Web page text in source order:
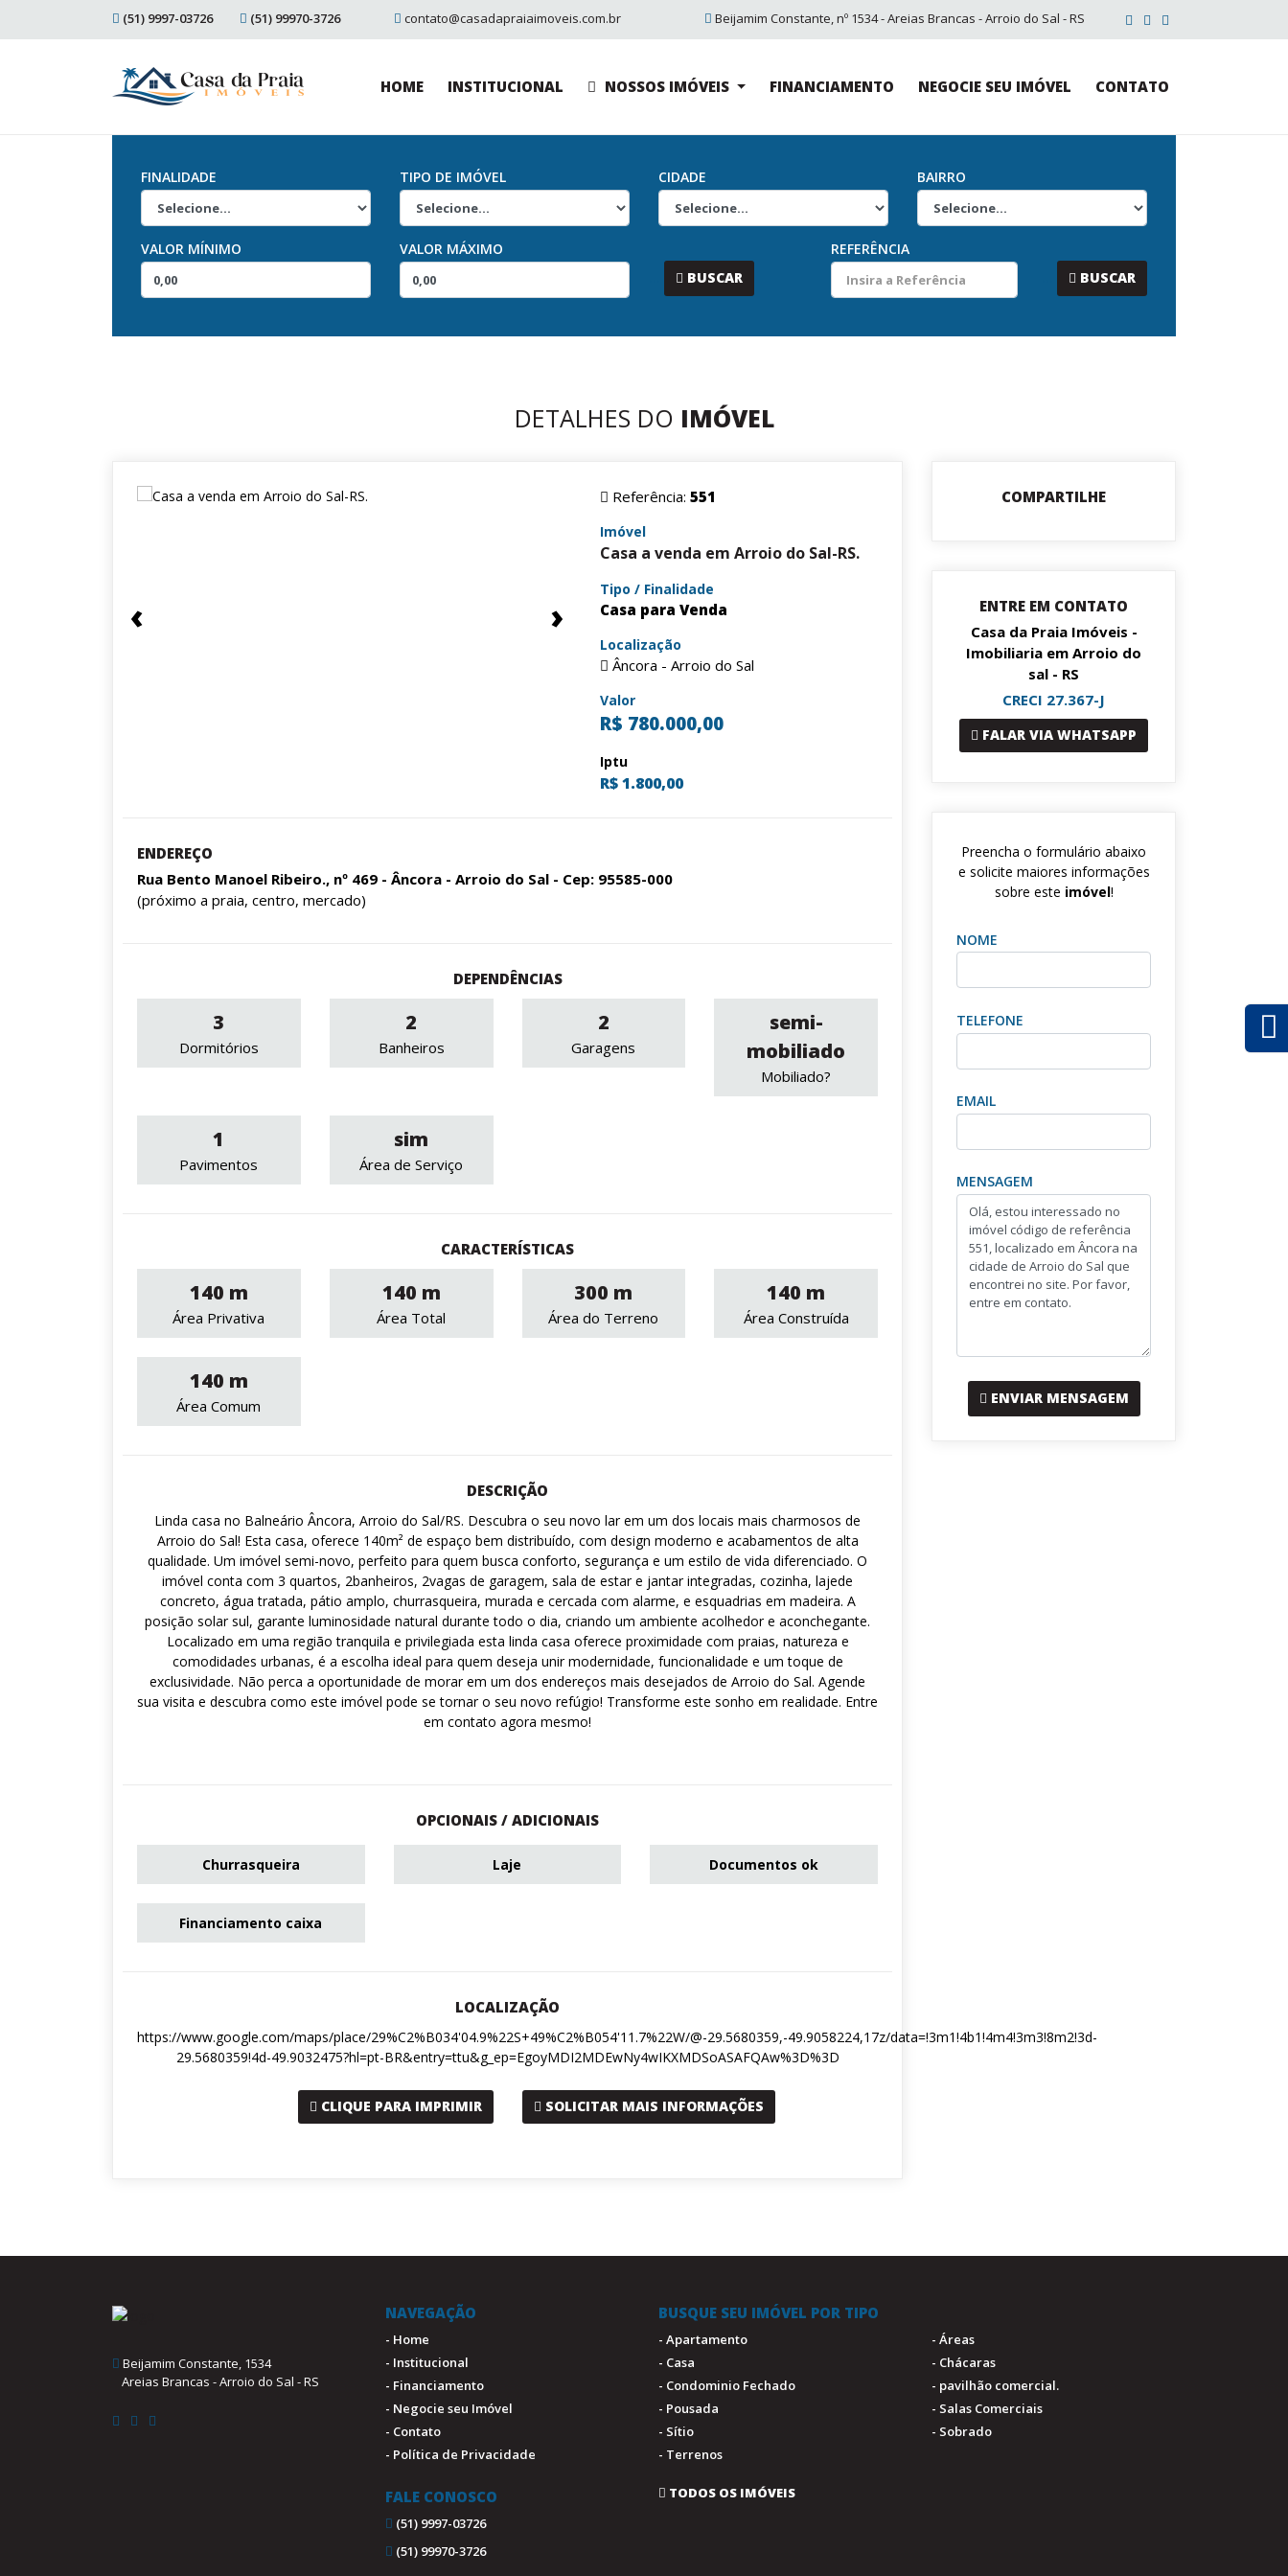
(51) 9997-03726 (51) 99970-3726 contato@casadapraiaimoveis.com.br Beijamim Constante, nº 1534 - Areias Brancas - Arroio do Sal - RS
HOME INSTITUCIONAL NOSSOS IMÓVEIS FINANCIAMENTO NEGOCIE SEU IMÓVEL CONTATO
FINALIDADE TIPO DE IMÓVEL CIDADE BAIRRO
VALOR MÍNIMO
VALOR MÁXIMO
BUSCAR
REFERÊNCIA
BUSCAR
DETALHES DO IMÓVEL
‹ ›
Referência:551
Imóvel
Casa a venda em Arroio do Sal-RS.
Tipo / Finalidade
Casa para Venda
Localização
Âncora - Arroio do Sal
Valor
R$ 780.000,00
Iptu
R$ 1.800,00
ENDEREÇO
Rua Bento Manoel Ribeiro., nº 469 - Âncora - Arroio do Sal - Cep: 95585-000
(próximo a praia, centro, mercado)
DEPENDÊNCIAS
3
Dormitórios
2
Banheiros
2
Garagens
semi-
mobiliado
Mobiliado?
1
Pavimentos
sim
Área de Serviço
CARACTERÍSTICAS
140 m
Área Privativa
140 m
Área Total
300 m
Área do Terreno
140 m
Área Construída
140 m
Área Comum
DESCRIÇÃO
Linda casa no Balneário Âncora, Arroio do Sal/RS. Descubra o seu novo lar em um dos locais mais charmosos de
Arroio do Sal! Esta casa, oferece 140m² de espaço bem distribuído, com design moderno e acabamentos de alta
qualidade. Um imóvel semi-novo, perfeito para quem busca conforto, segurança e um estilo de vida diferenciado. O
imóvel conta com 3 quartos, 2banheiros, 2vagas de garagem, sala de estar e jantar integradas, cozinha, lajede
concreto, água tratada, pátio amplo, churrasqueira, murada e cercada com alarme, e esquadrias em madeira. A
posição solar sul, garante luminosidade natural durante todo o dia, criando um ambiente acolhedor e aconchegante.
Localizado em uma região tranquila e privilegiada esta linda casa oferece proximidade com praias, natureza e
comodidades urbanas, é a escolha ideal para quem deseja unir modernidade, funcionalidade e um toque de
exclusividade. Não perca a oportunidade de morar em um dos endereços mais desejados de Arroio do Sal. Agende
sua visita e descubra como este imóvel pode se tornar o seu novo refúgio! Transforme este sonho em realidade. Entre
em contato agora mesmo!
OPCIONAIS / ADICIONAIS
Churrasqueira Laje Documentos ok
Financiamento caixa
LOCALIZAÇÃO
https://www.google.com/maps/place/29%C2%B034'04.9%22S+49%C2%B054'11.7%22W/@-29.5680359,-49.9058224,17z/data=!3m1!4b1!4m4!3m3!8m2!3d-
29.5680359!4d-49.9032475?hl=pt-BR&entry=ttu&g_ep=EgoyMDI2MDEwNy4wIKXMDSoASAFQAw%3D%3D
CLIQUE PARA IMPRIMIR SOLICITAR MAIS INFORMAÇÕES
COMPARTILHE
ENTRE EM CONTATO
Casa da Praia Imóveis -
Imobiliaria em Arroio do
sal - RS
CRECI 27.367-J
FALAR VIA WHATSAPP
Preencha o formulário abaixo
e solicite maiores informações
sobre este imóvel!
NOME
TELEFONE
EMAIL
MENSAGEM
ENVIAR MENSAGEM
Beijamim Constante, 1534
Areias Brancas - Arroio do Sal - RS
NAVEGAÇÃO
- Home
- Institucional
- Financiamento
- Negocie seu Imóvel
- Contato
- Política de Privacidade
FALE CONOSCO
(51) 9997-03726
(51) 99970-3726
BUSQUE SEU IMÓVEL POR TIPO
- Apartamento
- Áreas
- Casa
- Chácaras
- Condominio Fechado
- pavilhão comercial.
- Pousada
- Salas Comerciais
- Sítio
- Sobrado
- Terrenos
TODOS OS IMÓVEIS